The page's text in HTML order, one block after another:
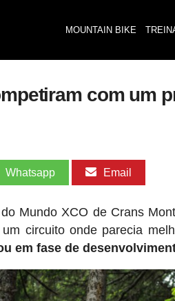
MOUNTAIN BIKE
com um
Whatsapp Email
Mundo XCO de Crans
circuito onde parecia
em fase de